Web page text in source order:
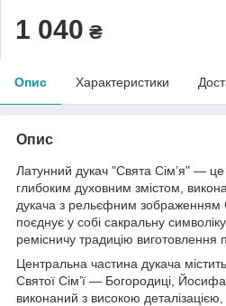
1 040 ₴
Опис Характеристики
Опис
Латунний дукач "Свята Сім’я" —
глибоким духовним змістом,
дукача з рельєфним зображенням
поєднує у собі сакральну
ремісничу традицію виготовлення
Центральна частина дукача
Святої Сім’ї — Богородиці,
виконаний з високою